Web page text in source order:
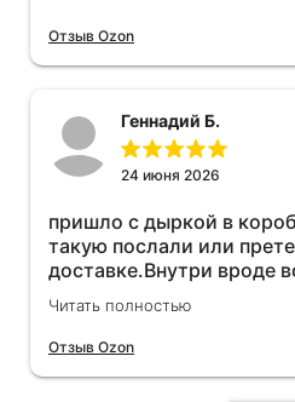
Отзыв Ozon
Геннадий Б.
24 июня 2026
пришло с дыркой в
такую послали или
доставке.Внутри вроде
раза установить не
может интернет дурит.
упаковку с дыркой.Как
Читать полностью
Отзыв Ozon